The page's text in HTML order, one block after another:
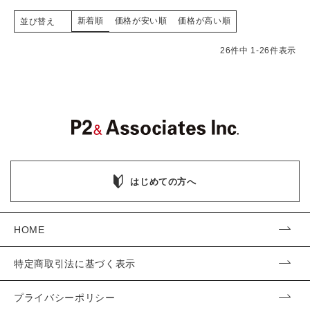
並び替え 新着順 価格が安い順 価格が高い順
26件中 1-26件表示
はじめての方へ
HOME
特定商取引法に基づく表示
プライバシーポリシー